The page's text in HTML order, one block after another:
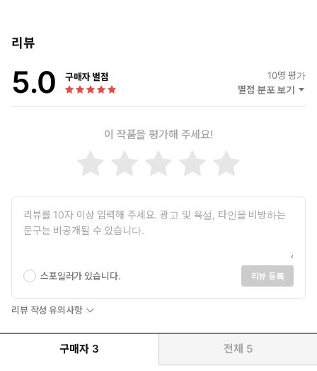
리뷰
5.0 구매자 별점 10명 평가
별점 분포 보기
이 작품을 평가해 주세요!
스포일러가 있습니다. 리뷰 등록
리뷰 작성 유의사항
구매자 3 전체 5